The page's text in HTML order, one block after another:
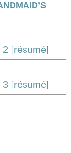
2 [résumé]
3 [résumé]